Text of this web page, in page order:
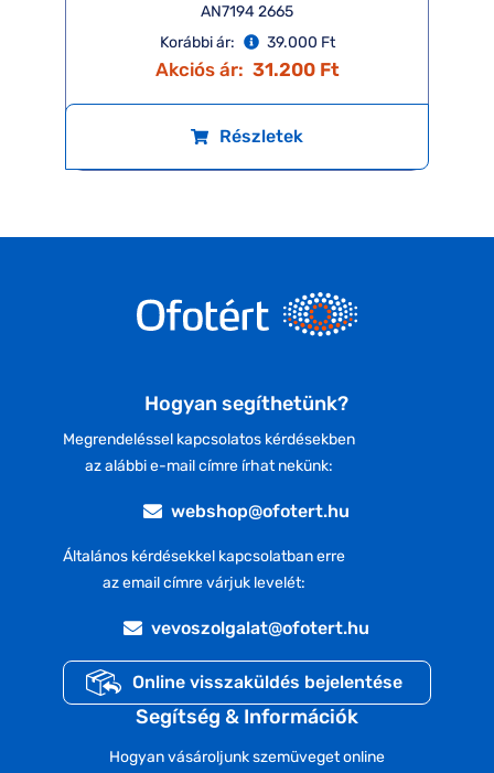
AN7194 2665
Korábbi ár:
39.000 Ft
Akciós ár: 31.200 Ft
Részletek
Hogyan segíthetünk?
Megrendeléssel kapcsolatos kérdésekben
az alábbi e-mail címre írhat nekünk:
webshop@ofotert.hu
Általános kérdésekkel kapcsolatban erre
az email címre várjuk levelét:
vevoszolgalat@ofotert.hu
Online visszaküldés bejelentése
Segítség & Információk
Hogyan vásároljunk szemüveget online